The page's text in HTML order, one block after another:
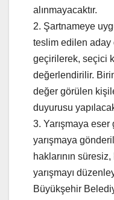
alınmayacaktır.
2. Şartnameye
teslim edilen aday
geçirilerek, seçici
değerlendirilir.
değer görülen
duyurusu
3. Yarışmaya eser
yarışmaya
haklarının
yarışmayı
Büyükşehir